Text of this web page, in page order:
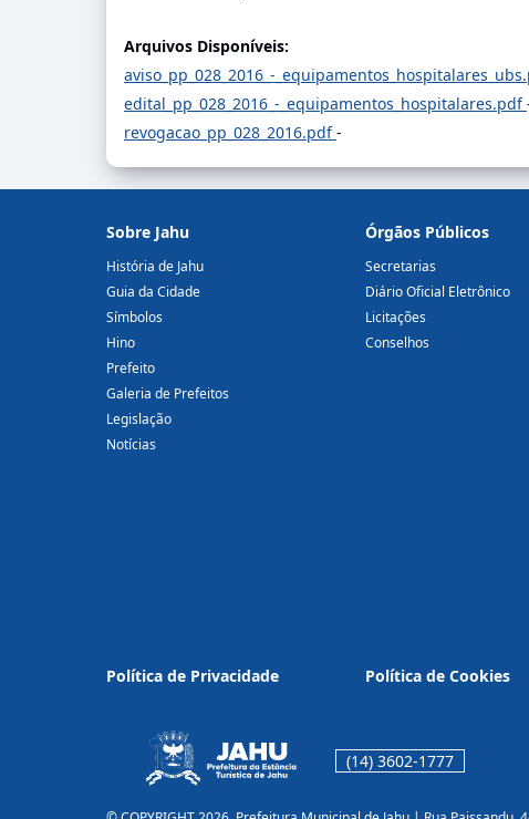
Arquivos Disponíveis:
aviso_pp_028_2016_-
edital_pp_028_2016_-_equipamentos_hospitalares.pdf
revogacao_pp_028_2016.pdf-
Sobre Jahu
História de Jahu
Guia da Cidade
Símbolos
Hino
Prefeito
Galeria de Prefeitos
Legislação
Notícias
Órgãos Públicos
Secretarias
Diário Oficial Eletrônico
Licitações
Conselhos
Política de Privacidade Política de Cookies
(14) 3602-1777